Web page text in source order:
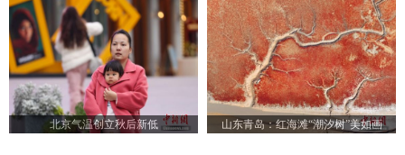
北京气温创立秋后新低 山东青岛：红海滩“潮汐树”美如画